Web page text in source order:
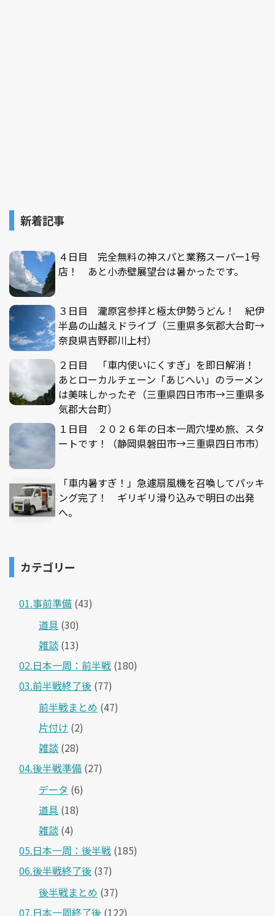
新着記事
４日目 完全無料の神スパと業務スーパー1号
店！ あと小赤壁展望台は暑かったです。
３日目 瀧原宮参拝と極太伊勢うどん！ 紀伊
半島の山越えドライブ（三重県多気郡大台町→
奈良県吉野郡川上村）
２日目 「車内使いにくすぎ」を即日解消！
あとローカルチェーン「あじへい」のラーメン
は美味しかったぞ（三重県四日市市→三重県多
気郡大台町）
１日目 ２０２６年の日本一周穴埋め旅、スタ
ートです！（静岡県磐田市→三重県四日市市）
「車内暑すぎ！」急遽扇風機を召喚してパッキ
ング完了！ ギリギリ滑り込みで明日の出発
へ。
カテゴリー
01.事前準備 (43)
道具 (30)
雑談 (13)
02.日本一周：前半戦 (180)
03.前半戦終了後 (77)
前半戦まとめ (47)
片付け (2)
雑談 (28)
04.後半戦準備 (27)
データ (6)
道具 (18)
雑談 (4)
05.日本一周：後半戦 (185)
06.後半戦終了後 (37)
後半戦まとめ (37)
07.日本一周終了後 (122)